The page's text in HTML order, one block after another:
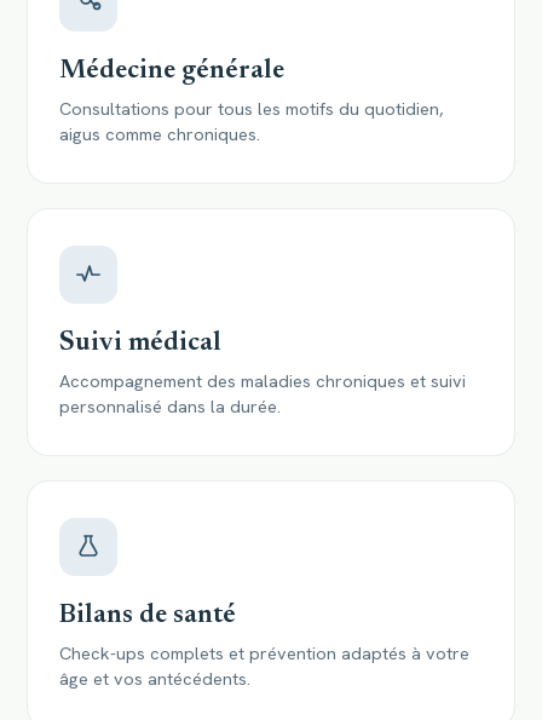
Médecine générale
Consultations pour tous les motifs du quotidien,
aigus comme chroniques.
Suivi médical
Accompagnement des maladies chroniques et suivi
personnalisé dans la durée.
Bilans de santé
Check-ups complets et prévention adaptés à votre
âge et vos antécédents.